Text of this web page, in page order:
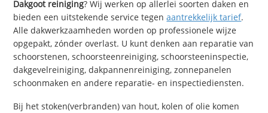
Dakgoot reiniging? Wij werken op allerlei soorten daken en
bieden een uitstekende service tegenaantrekkelijk tarief.
Alle dakwerkzaamheden worden op professionele wijze
opgepakt, zónder overlast. U kunt denken aan reparatie van
schoorstenen, schoorsteenreiniging, schoorsteeninspectie,
dakgevelreiniging, dakpannenreiniging, zonnepanelen
schoonmaken en andere reparatie- en inspectiediensten.
Bij het stoken(verbranden) van hout, kolen of olie komen